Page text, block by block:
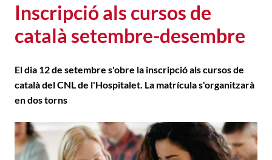
Inscripció als cursos de
català setembre-desembre
El dia 12 de setembre s'obre la inscripció als cursos de
català del CNL de l'Hospitalet. La matrícula s'organitzarà
en dos torns